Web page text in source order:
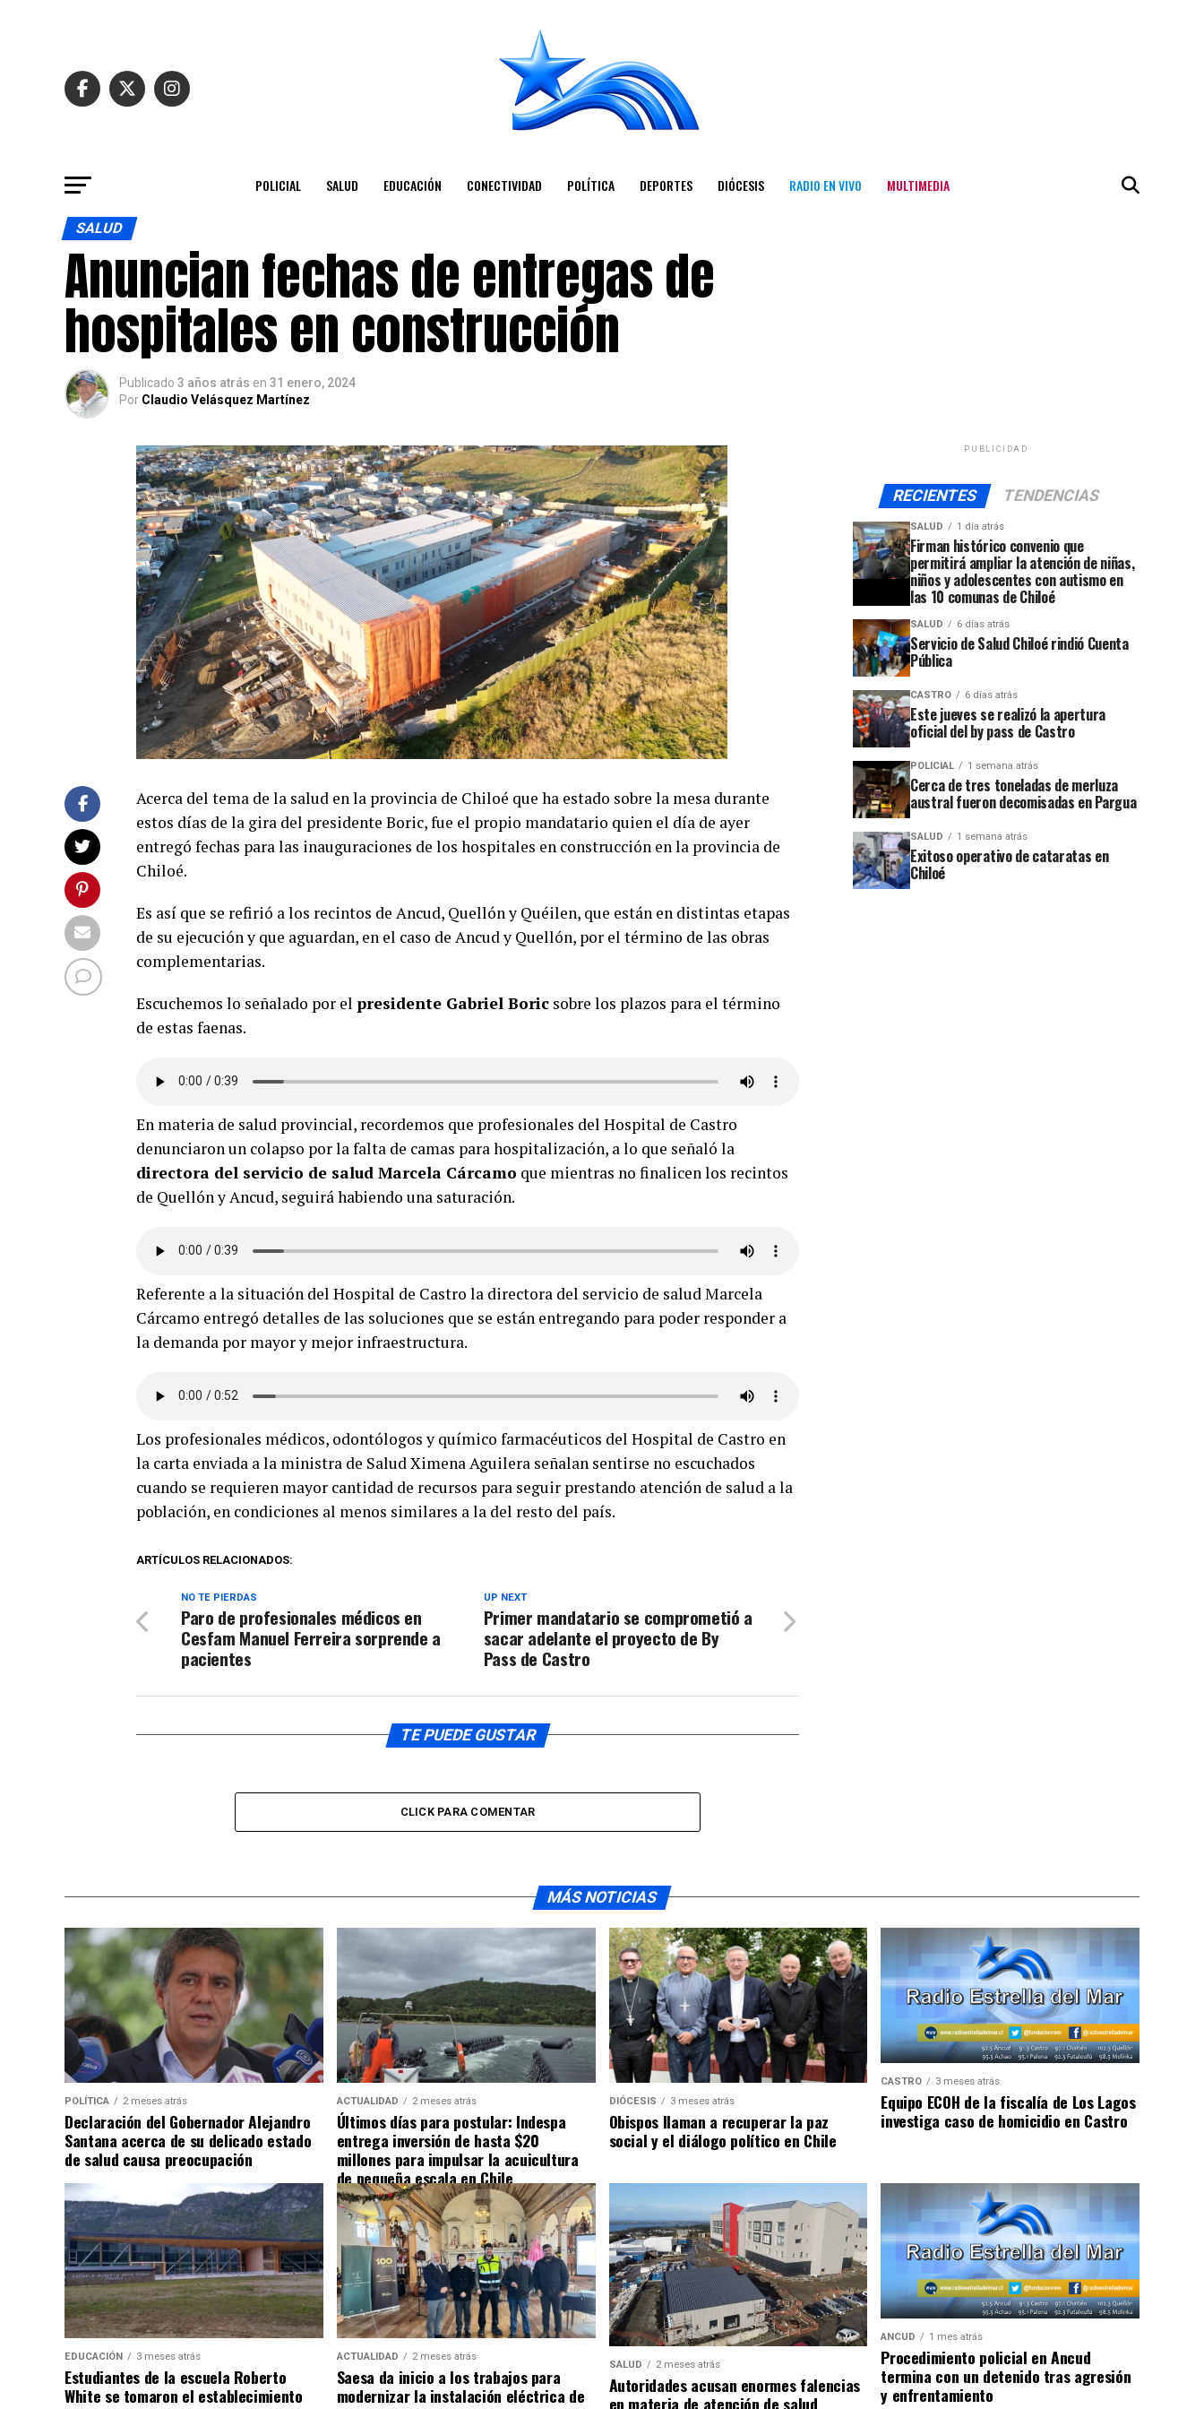
POLICIAL SALUD EDUCACIÓN CONECTIVIDAD POLÍTICA DEPORTES DIÓCESIS RADIO EN VIVO MULTIMEDIA
SALUD
Anuncian fechas de entregas de
hospitales en construcción
Publicado 3 años atrás en 31 enero, 2024
Por Claudio Velásquez Martínez
Acerca del tema de la salud en la provincia de Chiloé que ha estado sobre la mesa durante
estos días de la gira del presidente Boric, fue el propio mandatario quien el día de ayer
entregó fechas para las inauguraciones de los hospitales en construcción en la provincia de
Chiloé.
Es así que se refirió a los recintos de Ancud, Quellón y Quéilen, que están en distintas etapas
de su ejecución y que aguardan, en el caso de Ancud y Quellón, por el término de las obras
complementarias.
Escuchemos lo señalado por el presidente Gabriel Boric sobre los plazos para el término
de estas faenas.
En materia de salud provincial, recordemos que profesionales del Hospital de Castro
denunciaron un colapso por la falta de camas para hospitalización, a lo que señaló la
directora del servicio de salud Marcela Cárcamo que mientras no finalicen los recintos
de Quellón y Ancud, seguirá habiendo una saturación.
Referente a la situación del Hospital de Castro la directora del servicio de salud Marcela
Cárcamo entregó detalles de las soluciones que se están entregando para poder responder a
la demanda por mayor y mejor infraestructura.
Los profesionales médicos, odontólogos y químico farmacéuticos del Hospital de Castro en
la carta enviada a la ministra de Salud Ximena Aguilera señalan sentirse no escuchados
cuando se requieren mayor cantidad de recursos para seguir prestando atención de salud a la
población, en condiciones al menos similares a la del resto del país.
ARTÍCULOS RELACIONADOS:
UP NEXT
Primer mandatario se comprometió a
sacar adelante el proyecto de By
Pass de Castro
NO TE PIERDAS
Paro de profesionales médicos en
Cesfam Manuel Ferreira sorprende a
pacientes
TE PUEDE GUSTAR
CLICK PARA COMENTAR
PUBLICIDAD
RECIENTES TENDENCIAS
SALUD 1 día atrás
Firman histórico convenio que
permitirá ampliar la atención de niñas,
niños y adolescentes con autismo en
las 10 comunas de Chiloé
SALUD 6 días atrás
Servicio de Salud Chiloé rindió Cuenta
Pública
CASTRO 6 días atrás
Este jueves se realizó la apertura
oficial del by pass de Castro
POLICIAL 1 semana atrás
Cerca de tres toneladas de merluza
austral fueron decomisadas en Pargua
SALUD 1 semana atrás
Exitoso operativo de cataratas en
Chiloé
MÁS NOTICIAS
POLÍTICA 2 meses atrás
Declaración del Gobernador Alejandro
Santana acerca de su delicado estado
de salud causa preocupación
ACTUALIDAD 2 meses atrás
Últimos días para postular: Indespa
entrega inversión de hasta $20
millones para impulsar la acuicultura
de pequeña escala en Chile
DIÓCESIS 3 meses atrás
Obispos llaman a recuperar la paz
social y el diálogo político en Chile
CASTRO 3 meses atrás
Equipo ECOH de la fiscalía de Los Lagos
investiga caso de homicidio en Castro
EDUCACIÓN 3 meses atrás
Estudiantes de la escuela Roberto
White se tomaron el establecimiento
ACTUALIDAD 2 meses atrás
Saesa da inicio a los trabajos para
modernizar la instalación eléctrica de
SALUD 2 meses atrás
Autoridades acusan enormes falencias
en materia de atención de salud
ANCUD 1 mes atrás
Procedimiento policial en Ancud
termina con un detenido tras agresión
y enfrentamiento